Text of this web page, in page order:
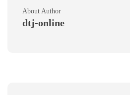
About Author
dtj-online